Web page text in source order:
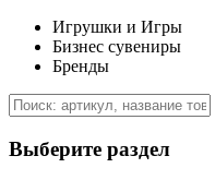
Игрушки и Игры
Бизнес сувениры
Бренды
Выберите раздел